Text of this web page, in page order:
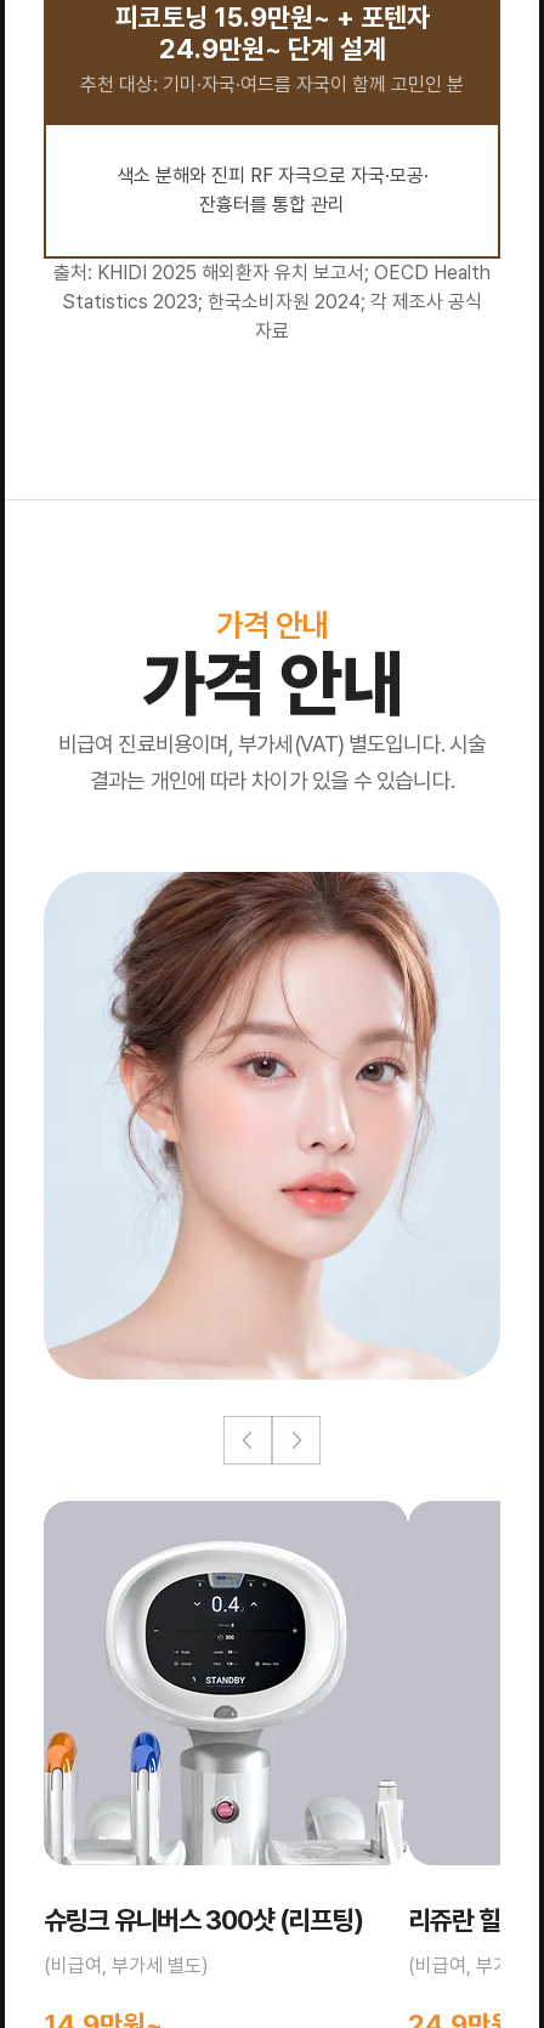
피코토닝 15.9만원~ + 포텐자
24.9만원~ 단계 설계
추천 대상: 기미·자국·여드름 자국이 함께 고민인 분
색소 분해와 진피 RF 자극으로 자국·모공·
잔흉터를 통합 관리
출처: KHIDI 2025 해외환자 유치 보고서; OECD Health
Statistics 2023; 한국소비자원 2024; 각 제조사 공식
자료
가격 안내
가격 안내
비급여 진료비용이며, 부가세(VAT) 별도입니다. 시술
결과는 개인에 따라 차이가 있을 수 있습니다.
슈링크 유니버스 300샷 (리프팅)
(비급여, 부가세 별도)
리쥬란 힐러
(비급여, 부가세